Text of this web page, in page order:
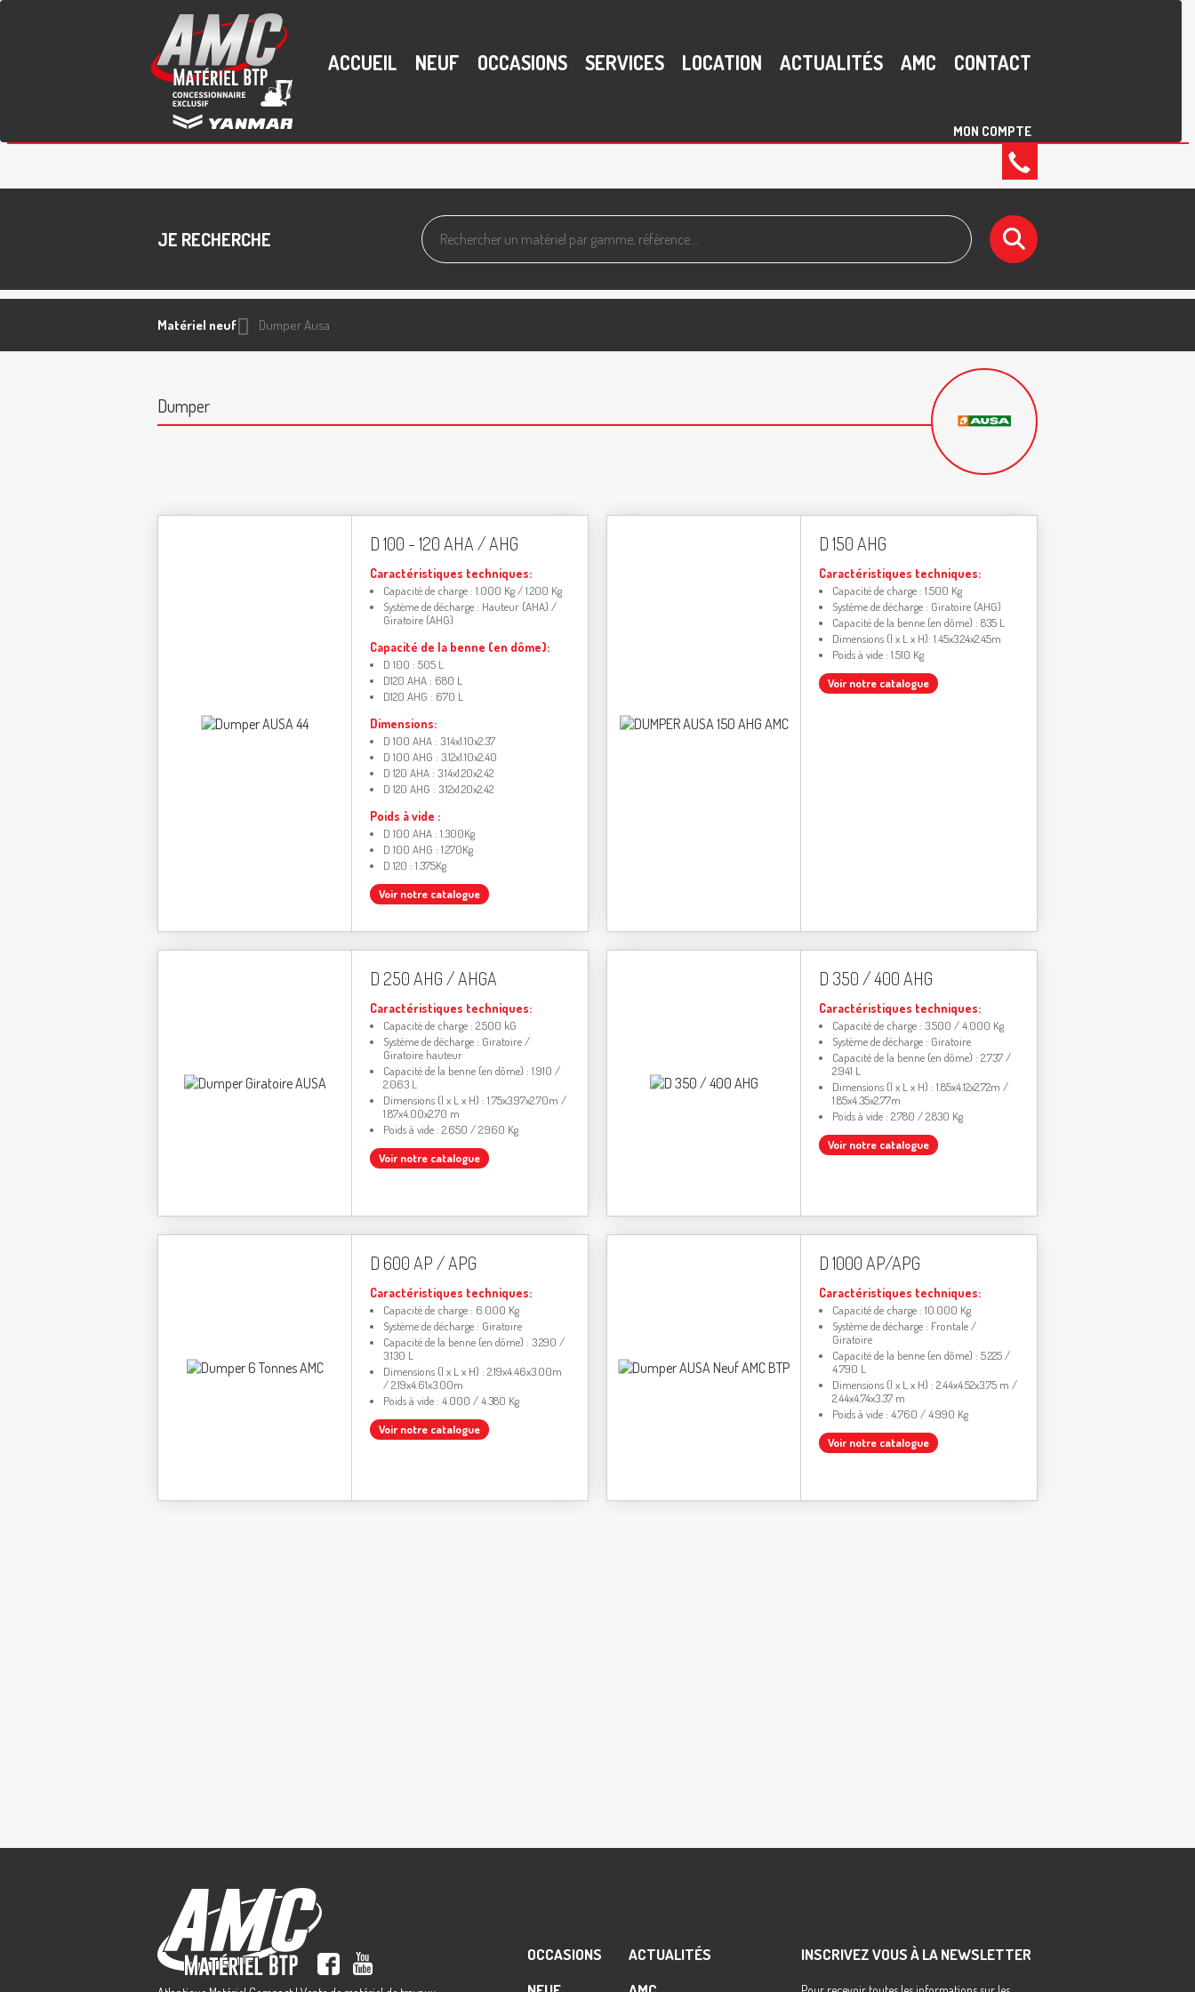
ACCUEIL NEUF OCCASIONS SERVICES LOCATION ACTUALITÉS AMC CONTACT
MON COMPTE
40
43
19
JE RECHERCHE
Matériel neuf DumperAusa
Dumper
D 100 - 120 AHA / AHG
Caractéristiques techniques:
Capacité de charge : 1.000 Kg / 1.200 Kg
Système de décharge : Hauteur (AHA) /
Giratoire (AHG)
Capacité de la benne (en dôme):
D 100 : 505 L
D120 AHA : 680 L
D120 AHG : 670 L
Dimensions:
D 100 AHA : 3.14x1.10x2.37
D 100 AHG : 3.12x1.10x2.40
D 120 AHA : 3.14x1.20x2.42
D 120 AHG : 3.12x1.20x2.42
Poids à vide :
D 100 AHA : 1.300Kg
D 100 AHG : 1.270Kg
D 120 : 1.375Kg
Voir notre catalogue
D 150 AHG
Caractéristiques techniques:
Capacité de charge : 1.500 Kg
Système de décharge : Giratoire (AHG)
Capacité de la benne (en dôme) : 835 L
Dimensions (l x L x H): 1.45x3.24x2.45m
Poids à vide : 1.510 Kg
Voir notre catalogue
D 250 AHG / AHGA
Caractéristiques techniques:
Capacité de charge : 2.500 kG
Système de décharge : Giratoire /
Giratoire hauteur
Capacité de la benne (en dôme) : 1.910 /
2.063 L
Dimensions (l x L x H) : 1.75x3.97x2.70m /
1.87x4.00x2.70 m
Poids à vide : 2.650 / 2.960 Kg
Voir notre catalogue
D 350 / 400 AHG
Caractéristiques techniques:
Capacité de charge : 3.500 / 4.000 Kg
Système de décharge : Giratoire
Capacité de la benne (en dôme) : 2.737 /
2.941 L
Dimensions (l x L x H) : 1.85x4.12x2.72m /
1.85x4.35x2.77m
Poids à vide : 2.780 / 2.830 Kg
Voir notre catalogue
D 600 AP / APG
Caractéristiques techniques:
Capacité de charge : 6.000 Kg
Système de décharge : Giratoire
Capacité de la benne (en dôme) : 3.290 /
3.130 L
Dimensions (l x L x H) : 2.19x4.46x3.00m
/ 2.19x4.61x3.00m
Poids à vide : 4.000 / 4.380 Kg
Voir notre catalogue
D 1000 AP/APG
Caractéristiques techniques:
Capacité de charge : 10.000 Kg
Système de décharge : Frontale /
Giratoire
Capacité de la benne (en dôme) : 5.225 /
4.790 L
Dimensions (l x L x H) : 2.44x4.52x3.75 m /
2.44x4.74x3.37 m
Poids à vide : 4.760 / 4.990 Kg
Voir notre catalogue
OCCASIONS
ACTUALITÉS
INSCRIVEZ VOUS À LA NEWSLETTER